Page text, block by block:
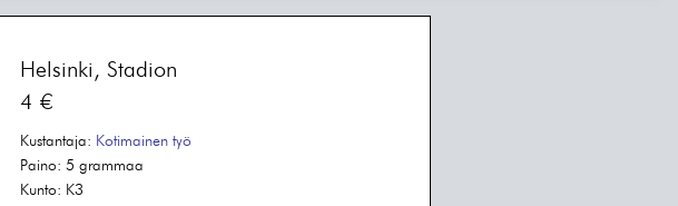
Helsinki, Stadion
4 €
Kustantaja: Kotimainen työ
Paino: 5 grammaa
Kunto: K3